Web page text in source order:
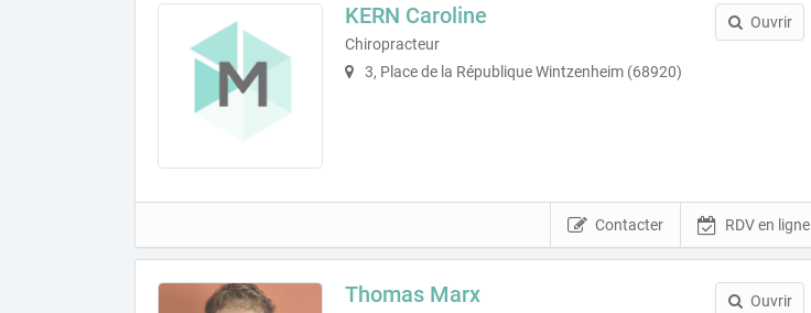
KERN Caroline
Chiropracteur
3, Place de la République Wintzenheim (68920)
Ouvrir
RDV en ligne
Contacter
Thomas Marx Ouvrir